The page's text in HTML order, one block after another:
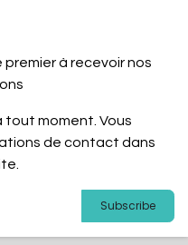
à recevoir nos
tout moment. Vous
de contact dans
Subscribe